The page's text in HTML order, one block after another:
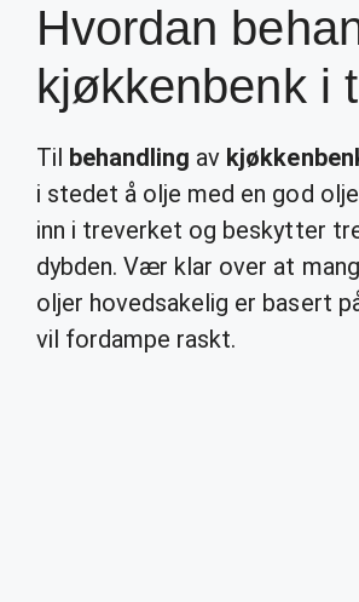
Hvordan
kjøkkenbenk i
Til behandling av
i stedet å olje med en god
inn i treverket og beskytter
dybden. Vær klar over at
oljer hovedsakelig er basert
vil fordampe raskt.